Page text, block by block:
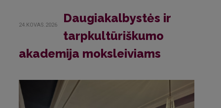
24.KOVAS.2026
Daugiakalbystės ir
tarpkultūriškumo
akademija moksleiviams